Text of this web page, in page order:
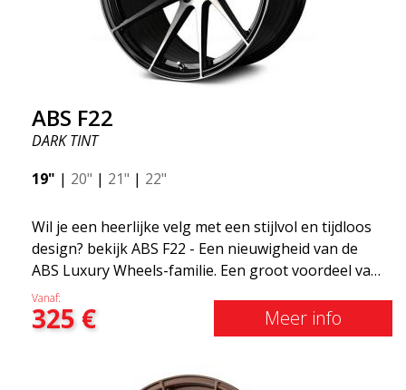
ABS F22
DARK TINT
19" | 20" | 21" | 22"
Wil je een heerlijke velg met een stijlvol en tijdloos
design? bekijk ABS F22 - Een nieuwigheid van de
ABS Luxury Wheels-familie. Een groot voordeel van
deze velg is de gewichtsbesparing tot wel 50%Onder
alle toonaangevende race-experts ter wereld is er
één ding waar iedereen het over eens is, het
besparing van 50% biedt grote voordelen zoals
Vanaf:
325€ Meer info